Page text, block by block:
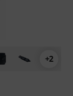
+2